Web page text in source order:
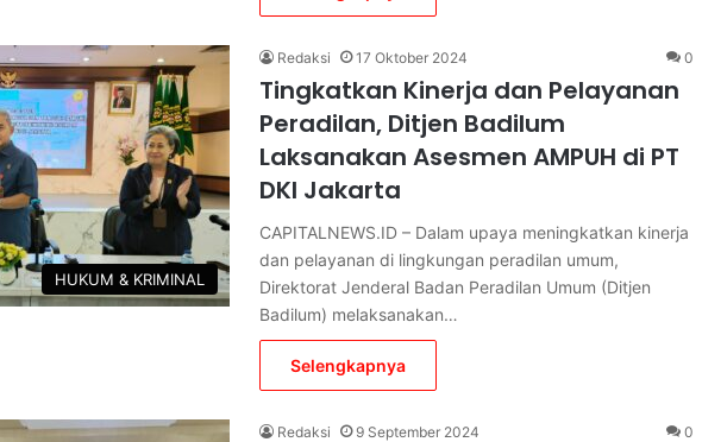
HUKUM & KRIMINAL
Redaksi 17 Oktober 2024 0
Tingkatkan Kinerja dan Pelayanan
Peradilan, Ditjen Badilum
Laksanakan Asesmen AMPUH di PT
DKI Jakarta
CAPITALNEWS.ID – Dalam upaya meningkatkan kinerja
dan pelayanan di lingkungan peradilan umum,
Direktorat Jenderal Badan Peradilan Umum (Ditjen
Badilum) melaksanakan…
Selengkapnya
Redaksi 9 September 2024 0